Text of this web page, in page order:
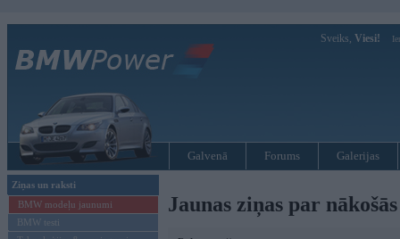
Sveiks, Viesi!
Galvenā Forums Galerijas
Ziņas un raksti
BMW modeļu jaunumi
BMW testi
Jaunas ziņas par